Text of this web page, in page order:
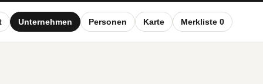
Unternehmen Personen Karte Merkliste 0